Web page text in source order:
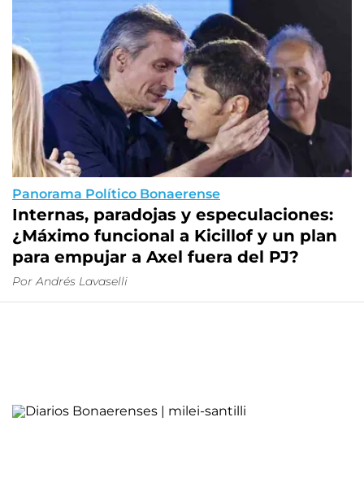
Panorama Político Bonaerense
Internas, paradojas y especulaciones:
¿Máximo funcional a Kicillof y un plan
para empujar a Axel fuera del PJ?
Por Andrés Lavaselli